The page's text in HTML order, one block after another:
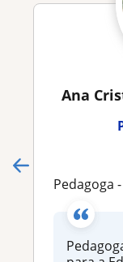
Ana
Pedagoga -